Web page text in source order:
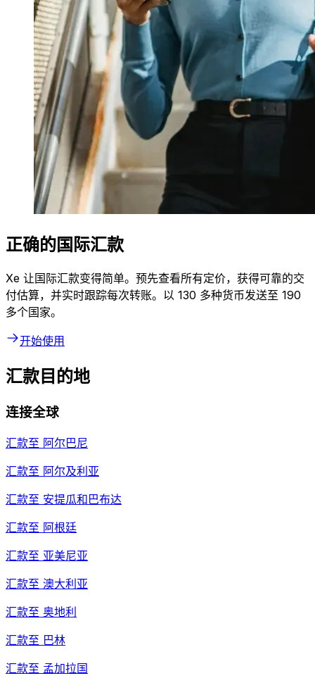
正确的国际汇款
Xe 让国际汇款变得简单。预先查看所有定价，获得可靠的交
付估算，并实时跟踪每次转账。以 130 多种货币发送至 190
多个国家。
开始使用
汇款目的地
连接全球
汇款至 阿尔巴尼
汇款至 阿尔及利亚
汇款至 安提瓜和巴布达
汇款至 阿根廷
汇款至 亚美尼亚
汇款至 澳大利亚
汇款至 奥地利
汇款至 巴林
汇款至 孟加拉国